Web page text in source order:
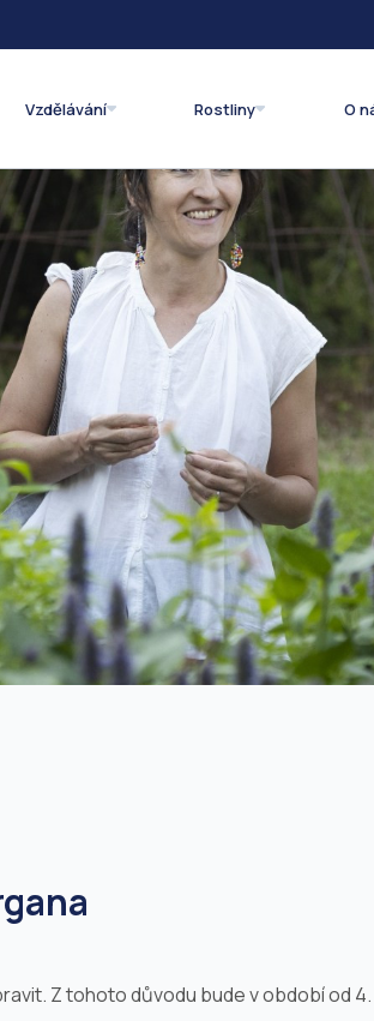
Vzdělávání Rostliny O
Z tohoto důvodu bude v období od